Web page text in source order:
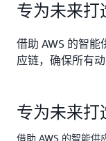
专为未来打
借助 AWS 的智
应链，确保所有
专为未来打
借助 AWS 的智能供